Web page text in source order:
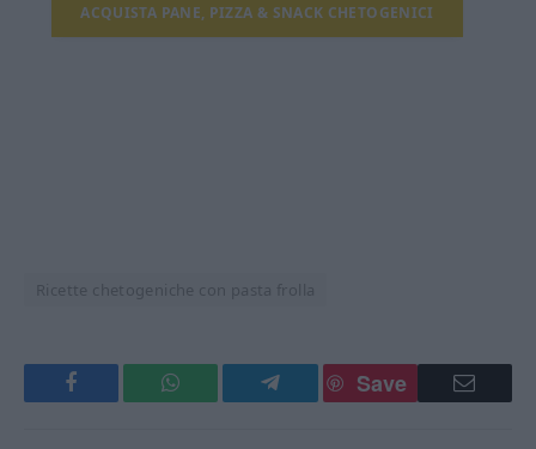
ACQUISTA PANE, PIZZA & SNACK CHETOGENICI
Ricette chetogeniche con pasta frolla
Facebook WhatsApp Telegram
Save
Email